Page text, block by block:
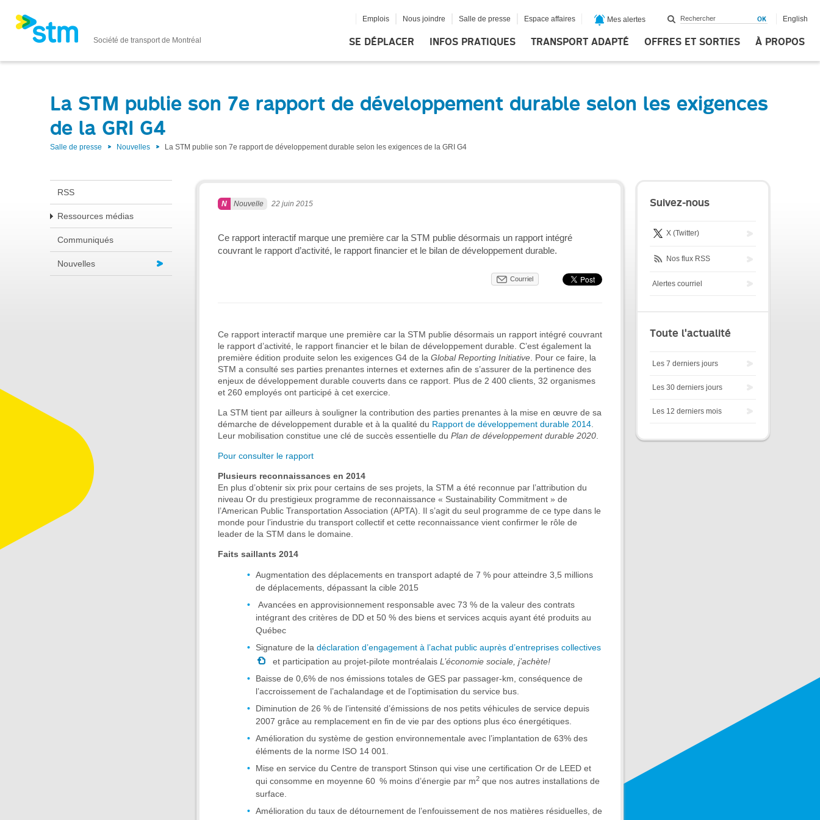
Société de transport de Montréal SE DÉPLACER INFOS PRATIQUES TRANSPORT ADAPTÉ OFFRES ET SORTIES À PROPOS
Emplois Nous joindre Salle de presse Espace affaires Mes alertes English
La STM publie son 7e rapport de développement durable selon les exigences
de la GRI G4
Salle de presse Nouvelles La STM publie son 7e rapport de développement durable selon les exigences de la GRI G4
RSS
Ressources médias
Communiqués
Nouvelles
Nouvelle 22 juin 2015
Ce rapport interactif marque une première car la STM publie désormais un rapport intégré
couvrant le rapport d’activité, le rapport financier et le bilan de développement durable.
Courriel
Ce rapport interactif marque une première car la STM publie désormais un rapport intégré couvrant
le rapport d’activité, le rapport financier et le bilan de développement durable. C’est également la
première édition produite selon les exigences G4 de la Global Reporting Initiative . Pour ce faire, la
STM a consulté ses parties prenantes internes et externes afin de s’assurer de la pertinence des
enjeux de développement durable couverts dans ce rapport. Plus de 2 400 clients, 32 organismes
et 260 employés ont participé à cet exercice.
La STM tient par ailleurs à souligner la contribution des parties prenantes à la mise en œuvre de sa
démarche de développement durable et à la qualité du Rapport de développement durable 2014
Leur mobilisation constitue une clé de succès essentielle du Plan de développement durable 2020
Pour consulter le rapport
Plusieurs reconnaissances en 2014
En plus d’obtenir six prix pour certains de ses projets, la STM a été reconnue par l’attribution du
niveau Or du prestigieux programme de reconnaissance « Sustainability Commitment » de
l’American Public Transportation Association (APTA). Il s’agit du seul programme de ce type dans le
monde pour l’industrie du transport collectif et cette reconnaissance vient confirmer le rôle de
leader de la STM dans le domaine.
Faits saillants 2014
Augmentation des déplacements en transport adapté de 7 % pour atteindre 3,5 millions
de déplacements, dépassant la cible 2015
Avancées en approvisionnement responsable avec 73 % de la valeur des contrats
intégrant des critères de DD et 50 % des biens et services acquis ayant été produits au
Québec
Signature de la déclaration d’engagement à l’achat public auprès d’entreprises collectives
et participation au projet-pilote montréalais L’économie sociale, j’achète!
Baisse de 0,6% de nos émissions totales de GES par passager-km, conséquence de
l’accroissement de l’achalandage et de l’optimisation du service bus.
Diminution de 26 % de l’intensité d’émissions de nos petits véhicules de service depuis
2007 grâce au remplacement en fin de vie par des options plus éco énergétiques.
Amélioration du système de gestion environnementale avec l’implantation de 63% des
éléments de la norme ISO 14 001.
Mise en service du Centre de transport Stinson qui vise une certification Or de LEED et
qui consomme en moyenne 60 % moins d’énergie par m2que nos autres installations de
surface.
Amélioration du taux de détournement de l’enfouissement de nos matières résiduelles, de
Suivez-nous
X (Twitter)
Nos flux RSS
Alertes courriel
Toute l'actualité
Les 7 derniers jours
Les 30 derniers jours
Les 12 derniers mois